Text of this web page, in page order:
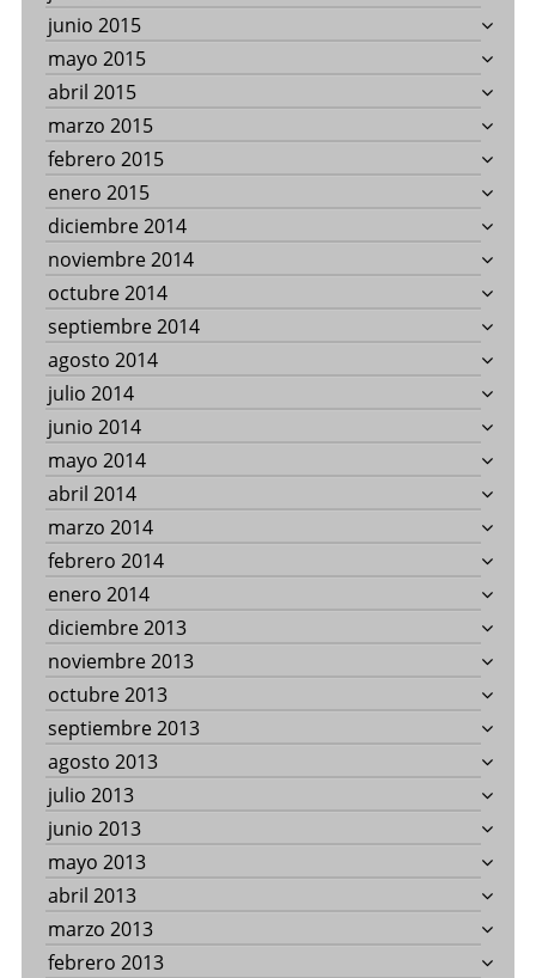
junio 2015
mayo 2015
abril 2015
marzo 2015
febrero 2015
enero 2015
diciembre 2014
noviembre 2014
octubre 2014
septiembre 2014
agosto 2014
julio 2014
junio 2014
mayo 2014
abril 2014
marzo 2014
febrero 2014
enero 2014
diciembre 2013
noviembre 2013
octubre 2013
septiembre 2013
agosto 2013
julio 2013
junio 2013
mayo 2013
abril 2013
marzo 2013
febrero 2013